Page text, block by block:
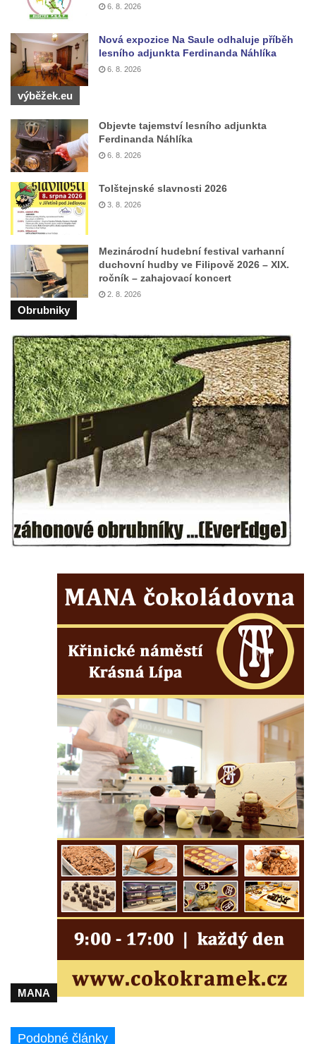
Hrobčicích
Kaple svatého Vavřince v Mirošovicích
Márnice na hřbitově v Račicích
Márnice na hřbitově v Dobříni
Kaple v Bezděkově
Kaple Nejsvětější Trojice v centru Liběšic
Výklenková kaple na rozcestí na jižním
okraji Liběšic
Kostel svaté Kateřiny v Chouči
Kaple svatého Blažeje východně od Lužice
Kostel svatého Augustina v Lužici
Márnice na hřbitově v Lužici
Kostel svatého Martina v Kozlech
Márnice na hřbitově v Kozlech
Vesnický kostel v Reinhardtsdorfu
Kaple v Oparnu
Protestantský (evangelicko-luterský) kostel
Crostau
Kaple Nanebevstoupení Panny Marie ve
Svitavě
Výklenková kaple Piety ve Svojkově
Kostel Nejsvětější Trojice ve Velenicích
Kostel svatého Vavřince v Okounově
Kostel svatých Petra a Pavla v Semilech
Kostel Nanebevzetí Panny Marie (St. Mariä
Himmelfahrt) v Schirgiswalde
Krasíkov
Kaple Olivetské hory pod věží kostela
svatého Michaela Archanděla v Bochově
Mildeova kaple pod Ortelem
Kostel Zvěstování Panny Marie v Duchcově
Výklenková kaple v Teplické ulici u stadionu
v Duchcově
Evangelický kostel v Duchcově
Kostel svatých Petra a Pavla v Jeníkově
Kaple svaté Anny v Jeníkově
Kaple Panny Marie v Lahošti
Kaple svatého Jana Nepomuckého v
Lahošti
Kostel svatého Mikuláše v Mikulášovicích
Kaple Tří otců v Mikulášovicích
Kaple Matky Boží v Mikulášovicích
Mikulášovicích
Kostel svatého Václava ve Šluknově
Klášterní kostel svatého Františka z Assisi v
6. 8. 2026
Nová expozice Na Saule odhaluje příběh
lesního adjunkta Ferdinanda Náhlíka
6. 8. 2026
výběžek.eu
Objevte tajemství lesního adjunkta
Ferdinanda Náhlíka
6. 8. 2026
Tolštejnské slavnosti 2026
3. 8. 2026
Mezinárodní hudební festival varhanní
duchovní hudby ve Filipově 2026 – XIX.
ročník – zahajovací koncert
2. 8. 2026
Obrubniky
MANA
Podobné články